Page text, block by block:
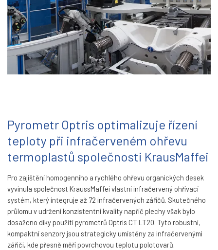
Pyrometr Optris optimalizuje řízení
teploty při infračerveném ohřevu
termoplastů společnosti KrausMaffei
Pro zajištění homogenního a rychlého ohřevu organických desek
vyvinula společnost KraussMaffei vlastní infračervený ohřívací
systém, který integruje až 72 infračervených zářičů. Skutečného
průlomu v udržení konzistentní kvality napříč plechy však bylo
dosaženo díky použití pyrometrů Optris CT LT20. Tyto robustní,
kompaktní senzory jsou strategicky umístěny za infračervenými
zářiči, kde přesně měří povrchovou teplotu polotovarů.